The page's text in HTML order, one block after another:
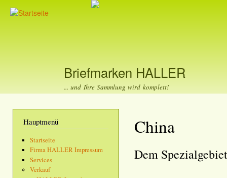
Briefmarken HALLER
... und Ihre Sammlung wird komplett!
Hauptmenü
Startseite
Firma HALLER Impressum
Services
Verkauf
China
Dem